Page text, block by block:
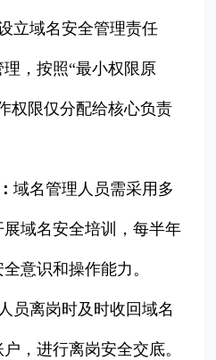
立域名安全管理责任
，按照“最小权限原
权限仅分配给核心负责
域名管理人员需采用多
域名安全培训，每半年
意识和操作能力。
人员离岗时及时收回域名
，进行离岗安全交底。